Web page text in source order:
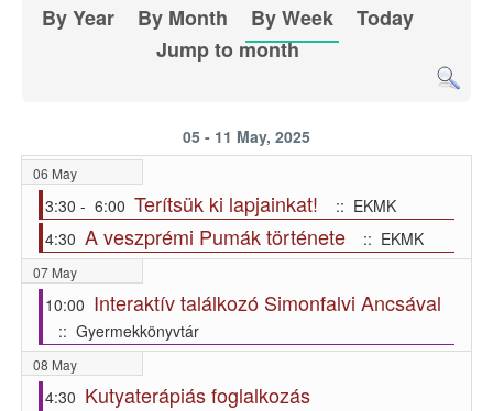
By Year By Month By Week
Today
Jump to month
05 - 11 May, 2025
06 May
3:30 - 6:00 Terítsük ki lapjainkat!
:: EKMK
4:30 A veszprémi Pumák története :: EKMK
07 May
10:00 Interaktív találkozó Simonfalvi Ancsával
:: Gyermekkönyvtár
08 May
4:30 Kutyaterápiás foglalkozás